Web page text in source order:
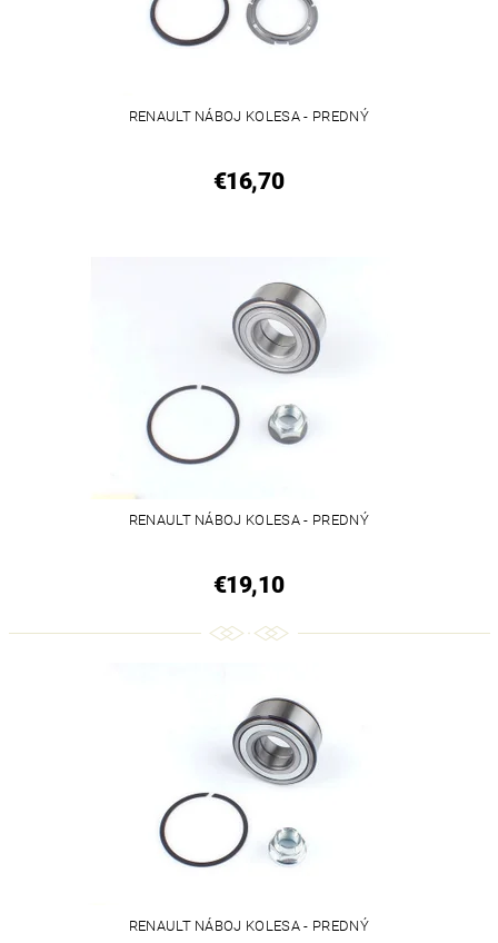
RENAULT NÁBOJ KOLESA - PREDNÝ
€16,70
RENAULT NÁBOJ KOLESA - PREDNÝ
€19,10
RENAULT NÁBOJ KOLESA - PREDNÝ